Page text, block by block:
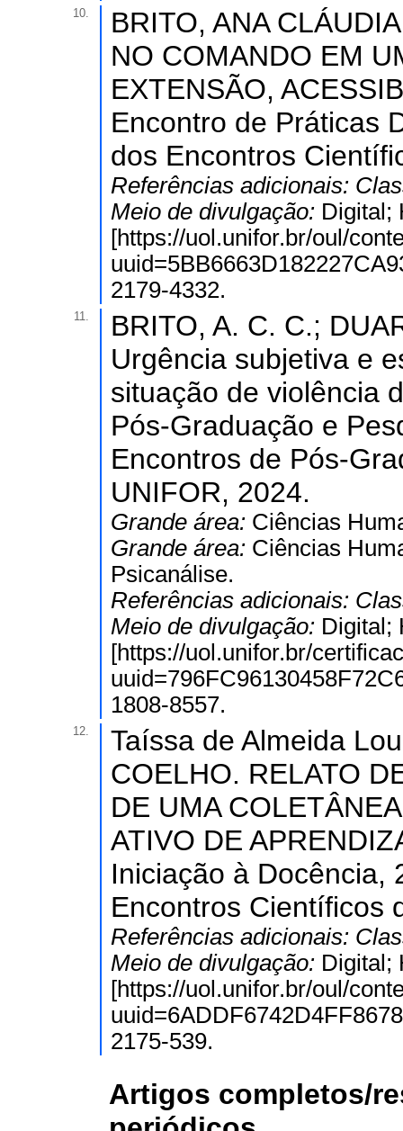
10.
BRITO, ANA
NO COMANDO EM
EXTENSÃO,
Encontro de Práticas
dos Encontros
Referências adicionais:
Meio de divulgação: Digital;
[https://uol.unifor.br/oul/
2179-4332.
11.
BRITO, A. C. C.;
Urgência subjetiva e
situação de violência
Pós-Graduação e
Encontros de Pós-
UNIFOR, 2024.
Grande área: Ciências
Grande área: Ciências
Psicanálise.
Referências adicionais:
Meio de divulgação: Digital;
[https://uol.unifor.br/
1808-8557.
12.
Taíssa de Almeida
COELHO. RELATO
DE UMA
ATIVO DE
Iniciação à Docência,
Encontros Científicos
Referências adicionais:
Meio de divulgação: Digital;
[https://uol.unifor.br/oul/
2175-539.
Artigos completos/